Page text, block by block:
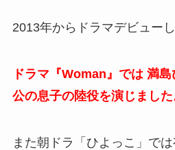
2013年からドラマデビュー
ドラマ『Woman』では 満
公の息子の陸役を演じました
また朝ドラ「ひよっこ」で